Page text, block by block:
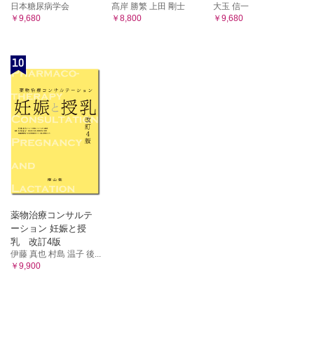
日本糖尿病学会
￥9,680
髙岸 勝繁 上田 剛士
￥8,800
大玉 信一
￥9,680
10
薬物治療コンサルテ
ーション 妊娠と授
乳 改訂4版
伊藤 真也 村島 温子 後...
￥9,900